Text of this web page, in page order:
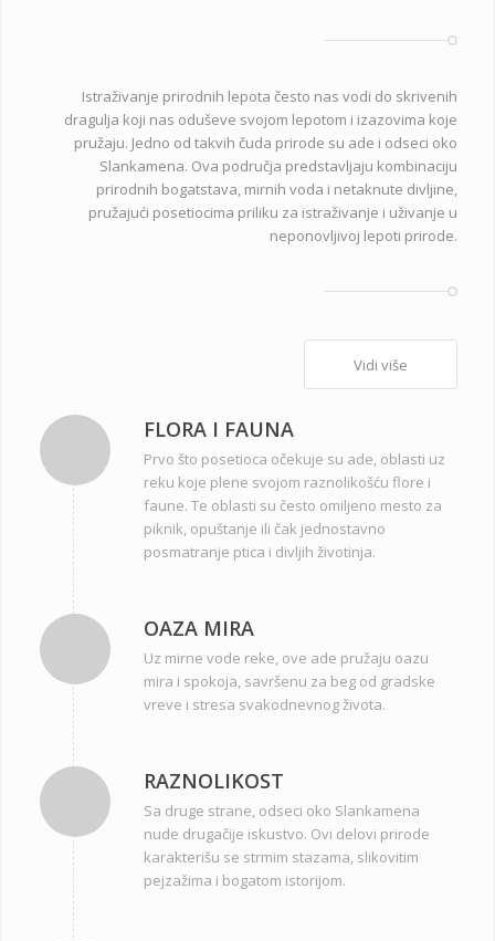
Istraživanje prirodnih lepota često nas vodi do skrivenih
dragulja koji nas oduševe svojom lepotom i izazovima koje
pružaju. Jedno od takvih čuda prirode su ade i odseci oko
Slankamena. Ova područja predstavljaju kombinaciju
prirodnih bogatstava, mirnih voda i netaknute divljine,
pružajući posetiocima priliku za istraživanje i uživanje u
neponovljivoj lepoti prirode.
Vidi više
FLORA I FAUNA
Prvo što posetioca očekuje su ade, oblasti uz
reku koje plene svojom raznolikošću flore i
faune. Te oblasti su često omiljeno mesto za
piknik, opuštanje ili čak jednostavno
posmatranje ptica i divljih životinja.
OAZA MIRA
Uz mirne vode reke, ove ade pružaju oazu
mira i spokoja, savršenu za beg od gradske
vreve i stresa svakodnevnog života.
RAZNOLIKOST
Sa druge strane, odseci oko Slankamena
nude drugačije iskustvo. Ovi delovi prirode
karakterišu se strmim stazama, slikovitim
pejzažima i bogatom istorijom.